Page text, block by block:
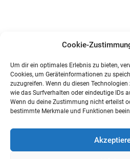
Cookie-
Um dir ein optimales Erlebnis zu bieten,
Cookies, um Geräteinformationen zu
zuzugreifen. Wenn du diesen
wie das Surfverhalten oder eindeutige IDs
Wenn du deine Zustimmung nicht erteilst
bestimmte Merkmale und Funktionen